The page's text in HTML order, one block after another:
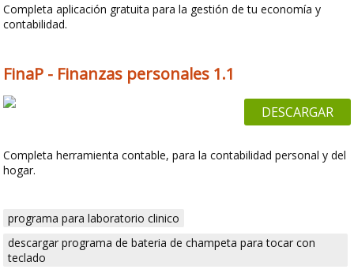
Completa aplicación gratuita para la gestión de tu economía y
contabilidad.
FinaP - Finanzas personales 1.1
DESCARGAR
Completa herramienta contable, para la contabilidad personal y del
hogar.
programa para laboratorio clinico
descargar programa de bateria de champeta para tocar con
teclado